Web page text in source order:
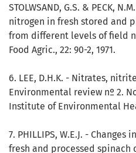
STOLWSAND, G.S. & PECK,
nitrogen in fresh stored and
from different levels of field
Food Agric., 22: 90-2, 1971.
6. LEE, D.H.K. - Nitrates,
Environmental review nº 2.
Institute of Environmental
7. PHILLIPS, W.E.J. -
fresh and processed spinach